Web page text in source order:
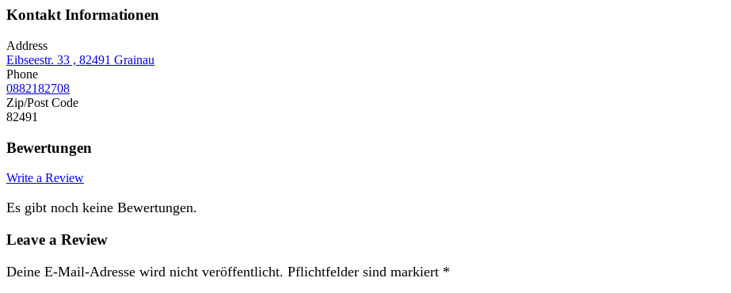
Kontakt Informationen
Address
Eibseestr. 33 , 82491 Grainau
Phone
0882182708
Zip/Post Code
82491
Bewertungen
Write a Review
Es gibt noch keine Bewertungen.
Leave a Review
Deine E-Mail-Adresse wird nicht veröffentlicht. Pflichtfelder sind markiert *